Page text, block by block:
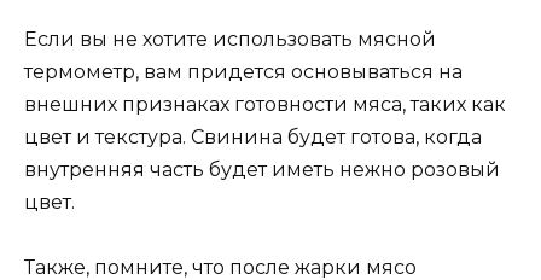
Если вы не хотите использовать мясной
термометр, вам придется основываться на
внешних признаках готовности мяса, таких как
цвет и текстура. Свинина будет готова, когда
внутренняя часть будет иметь нежно розовый
цвет.
Также, помните, что после жарки мясо